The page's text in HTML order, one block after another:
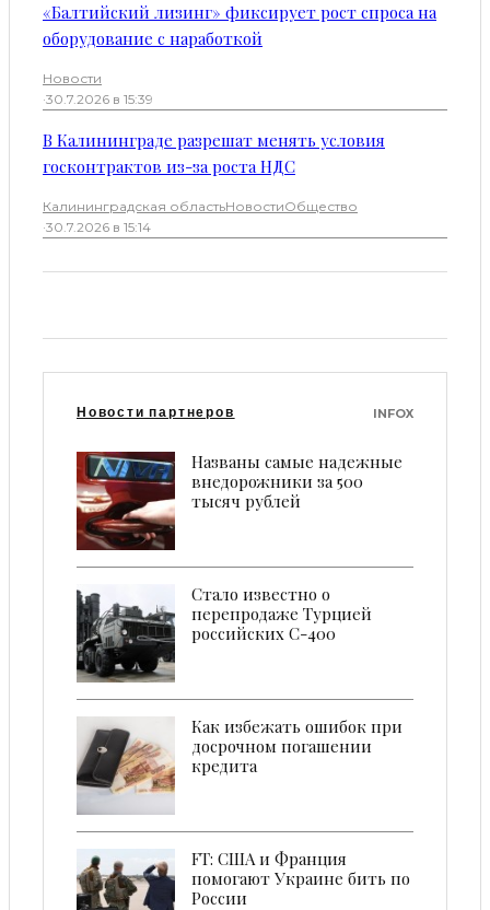
«Балтийский лизинг» фиксирует рост спроса на
оборудование с наработкой
Новости
·30.7.2026 в 15:39
В Калининграде разрешат менять условия
госконтрактов из-за роста НДС
Калининградская областьНовостиОбщество
·30.7.2026 в 15:14
Новости партнеров INFOX
Названы самые надежные
внедорожники за 500
тысяч рублей
Стало известно о
перепродаже Турцией
российских С-400
Кaк избежать ошибок при
досрочном погашении
кредита
FT: США и Франция
помогают Украине бить по
России